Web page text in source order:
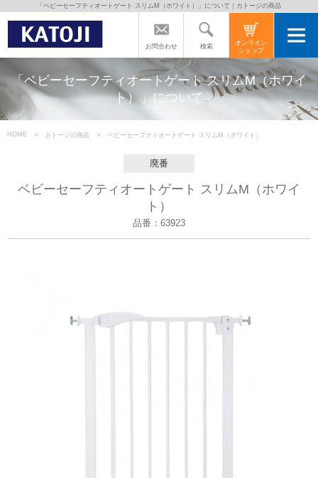
トップページ
カトージの商品
商品をご愛用の方へ
よくあるご質問
お問合わせ 検索
オンライン
ショップ
「ベビーセーフティオートゲート スリムM（ホワイト）」について｜カトージの商品
「ベビーセーフティオートゲート スリムM（ホワイ
ト）」について
HOME カトージの商品 ベビーセーフティオートゲート スリムM（ホワイト）
廃番
ベビーセーフティオートゲート スリムM（ホワイ
ト）
品番：63923